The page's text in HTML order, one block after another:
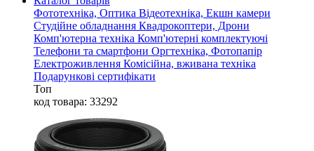
Фототехніка, Оптика Відеотехніка, Екшн камери
Студійне обладнання Квадрокоптери, Дрони
Комп'ютерна техніка Комп'ютерні комплектуючі
Телефони та смартфони Оргтехніка, Фотопапір
Електроживлення Комісійна, вживана техніка
Подарункові сертифікати
Топ
код товара: 33292